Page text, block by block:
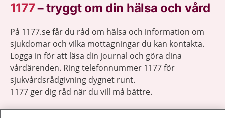
1177–tryggt om din hälsa och vård
På 1177.se får du råd om hälsa och information om
sjukdomar och vilka mottagningar du kan kontakta.
Logga in för att läsa din journal och göra dina
vårdärenden. Ring telefonnummer 1177 för
sjukvårdsrådgivning dygnet runt.
1177 ger dig råd när du vill må bättre.